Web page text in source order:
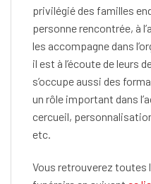
privilégié des familles
personne rencontrée, à
les accompagne dans
il est à l’écoute de leurs
s’occupe aussi des
un rôle important dans
cercueil,
etc.
Vous retrouverez toutes